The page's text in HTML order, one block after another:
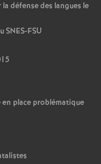
défense des langues le
SNES-FSU
place problématique